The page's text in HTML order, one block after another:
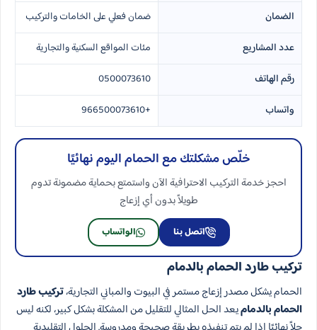
الضمان
ضمان فعلي على الخامات والتركيب
عدد المشاريع
مئات المواقع السكنية والتجارية
رقم الهاتف
0500073610
واتساب
+966500073610
خلّص مشكلتك مع الحمام اليوم نهائيًا
احجز خدمة التركيب الاحترافية الآن واستمتع بحماية مضمونة تدوم
طويلاً بدون أي إزعاج
اتصل بنا الواتساب
تركيب طارد الحمام بالدمام
الحمام يشكل مصدر إزعاج مستمر في البيوت والمباني التجارية،تركيب طارد
الحمام بالدماميعد الحل المثالي للتقليل من المشكلة بشكل كبير، لكنه ليس